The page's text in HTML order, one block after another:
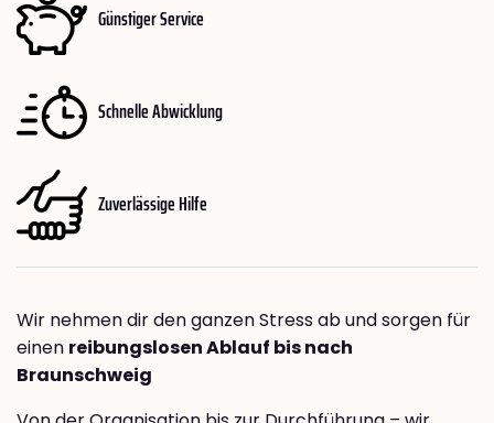
Günstiger Service
Schnelle Abwicklung
Zuverlässige Hilfe
Wir nehmen dir den ganzen Stress ab und sorgen für
einen reibungslosen Ablauf bis nach
Braunschweig